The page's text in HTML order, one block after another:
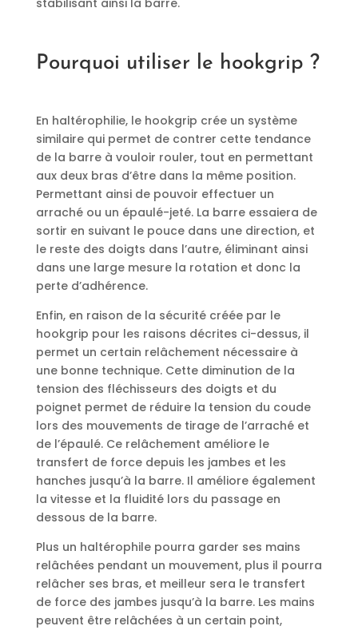
Pourquoi utiliser le hookgrip ?
En haltérophilie, le hookgrip crée un système
similaire qui permet de contrer cette tendance
de la barre à vouloir rouler, tout en permettant
aux deux bras d’être dans la même position.
Permettant ainsi de pouvoir effectuer un
arraché ou un épaulé-jeté. La barre essaiera de
sortir en suivant le pouce dans une direction, et
le reste des doigts dans l’autre, éliminant ainsi
dans une large mesure la rotation et donc la
perte d’adhérence.
Enfin, en raison de la sécurité créée par le
hookgrip pour les raisons décrites ci-dessus, il
permet un certain relâchement nécessaire à
une bonne technique. Cette diminution de la
tension des fléchisseurs des doigts et du
poignet permet de réduire la tension du coude
lors des mouvements de tirage de l’arraché et
de l’épaulé. Ce relâchement améliore le
transfert de force depuis les jambes et les
hanches jusqu’à la barre. Il améliore également
la vitesse et la fluidité lors du passage en
dessous de la barre.
Plus un haltérophile pourra garder ses mains
relâchées pendant un mouvement, plus il pourra
relâcher ses bras, et meilleur sera le transfert
de force des jambes jusqu’à la barre. Les mains
peuvent être relâchées à un certain point,